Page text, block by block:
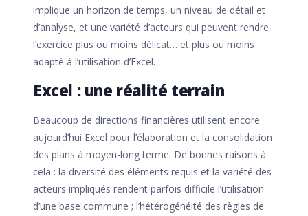
implique un horizon de temps, un niveau de détail et
d’analyse, et une variété d’acteurs qui peuvent rendre
l’exercice plus ou moins délicat… et plus ou moins
adapté à l’utilisation d’Excel.
Excel : une réalité terrain
Beaucoup de directions financières utilisent encore
aujourd’hui Excel pour l’élaboration et la consolidation
des plans à moyen-long terme. De bonnes raisons à
cela : la diversité des éléments requis et la variété des
acteurs impliqués rendent parfois difficile l’utilisation
d’une base commune ; l’hétérogénéité des règles de